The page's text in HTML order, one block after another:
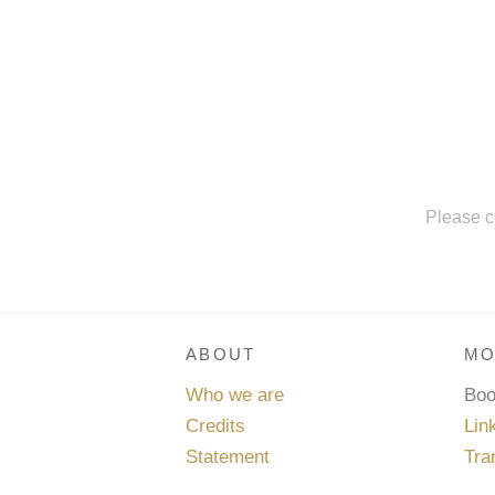
Please
ABOUT
Who we are
Credits
Statement